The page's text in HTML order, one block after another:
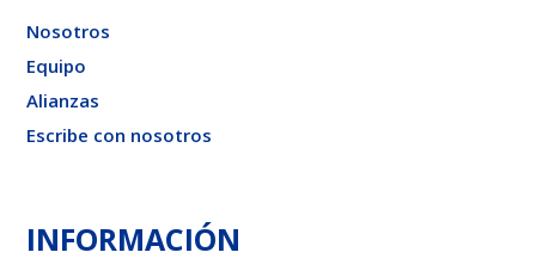
Nosotros
Equipo
Alianzas
Escribe con nosotros
INFORMACIÓN